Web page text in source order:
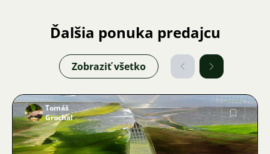
Ďalšia ponuka predajcu
Zobraziť všetko
Tomáš
Grochal